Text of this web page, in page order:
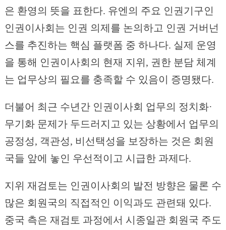
은 환영의 뜻을 표한다. 유엔의 주요 인권기구인
인권이사회는 인권 의제를 논의하고 인권 거버넌
스를 추진하는 핵심 플랫폼 중 하나다. 실제 운영
을 통해 인권이사회의 현재 지위, 권한 분담 체계
는 업무상의 필요를 충족할 수 있음이 증명됐다.
더불어 최근 수년간 인권이사회 업무의 정치화·
무기화 문제가 두드러지고 있는 상황에서 업무의
공정성, 객관성, 비선택성을 보장하는 것은 회원
국들 앞에 놓인 우선적이고 시급한 과제다.
지위 재검토는 인권이사회의 발전 방향은 물론 수
많은 회원국의 직접적인 이익과도 관련돼 있다.
중국 측은 재검토 과정에서 시종일관 회원국 주도